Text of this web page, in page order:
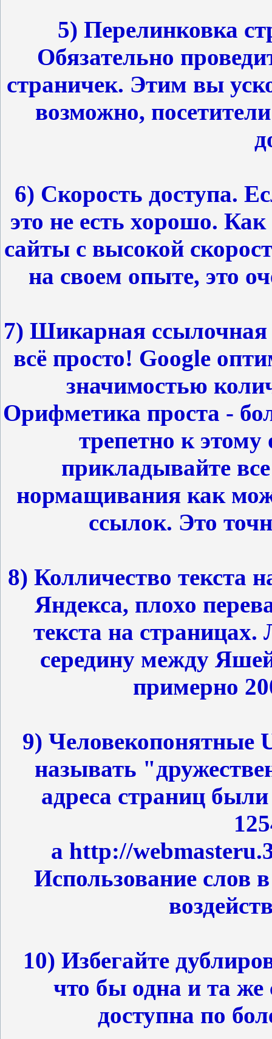
5) Перелинковка
Обязательно
страничек. Этим вы
возможно,
6) Скорость доступа.
это не есть хорошо.
сайты с высокой
на своем опыте, это
7) Шикарная
всё просто! Google
значимостью
Орифметика проста -
трепетно к этому
прикладывайте
нормащивания как
ссылок. Это
8) Колличество текста
Яндекса, плохо
текста на
середину между
примерно
9) Человекопонятные
называть
адреса страниц
а http://
Использование слов
10) Избегайте
что бы одна и та
доступна по